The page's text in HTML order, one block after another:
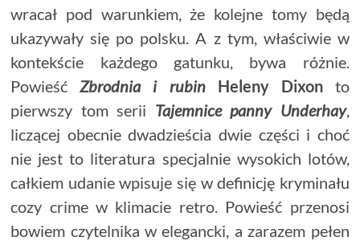
wracał pod warunkiem, że kolejne tomy będą
ukazywały się po polsku. A z tym, właściwie w
kontekście każdego gatunku, bywa różnie.
Powieść Zbrodnia i rubin Heleny Dixonto
pierwszy tom serii Tajemnice panny Underhay,
liczącej obecnie dwadzieścia dwie części i choć
nie jest to literatura specjalnie wysokich lotów,
całkiem udanie wpisuje się w definicję kryminału
cozy crime w klimacie retro. Powieść przenosi
bowiem czytelnika w elegancki, a zarazem pełen